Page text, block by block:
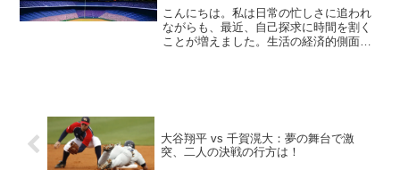
こんにちは。私は日常の忙しさに追われ
ながらも、最近、自己探求に時間を割く
ことが増えました。生活の経済的側面、
大谷翔平 vs 千賀滉大：夢の舞台で激
突、二人の決戦の行方は！